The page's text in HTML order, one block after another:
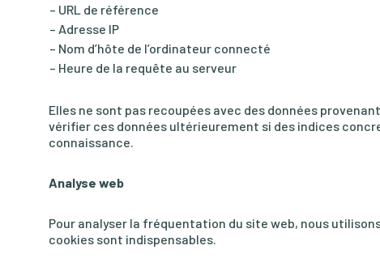
URL de référence
Adresse IP
Nom d’hôte de l’ordinateur connecté
Heure de la requête au serveur
Elles ne sont pas recoupées avec des données
vérifier ces données ultérieurement si des indices
connaissance.
Analyse web
Pour analyser la fréquentation du site web, nous
cookies sont indispensables.